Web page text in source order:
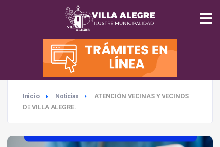
INICIO
MUNICIPALIDAD
SEGURIDAD
Inicio Noticias
ATENCIÓN VECINAS Y VECINOS
DE VILLA ALEGRE.